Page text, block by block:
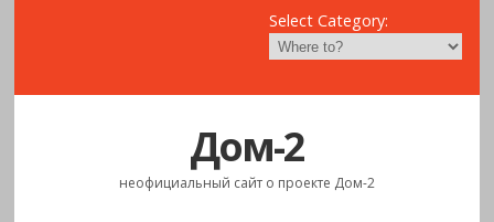
Select Category:
Дом-2
неофициальный сайт о проекте Дом-2